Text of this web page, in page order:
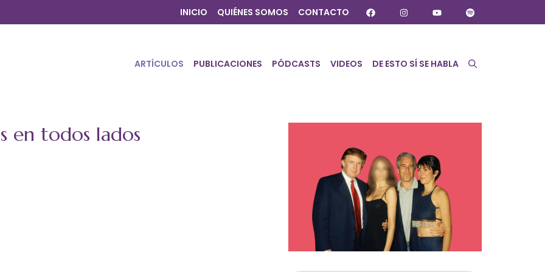
INICIO QUIÉNES SOMOS CONTACTO
ARTÍCULOS PUBLICACIONES PÓDCASTS VIDEOS DE ESTO SÍ SE HABLA
en todos lados